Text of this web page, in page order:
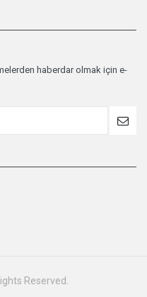
haberdar olmak için e-
Reserved.